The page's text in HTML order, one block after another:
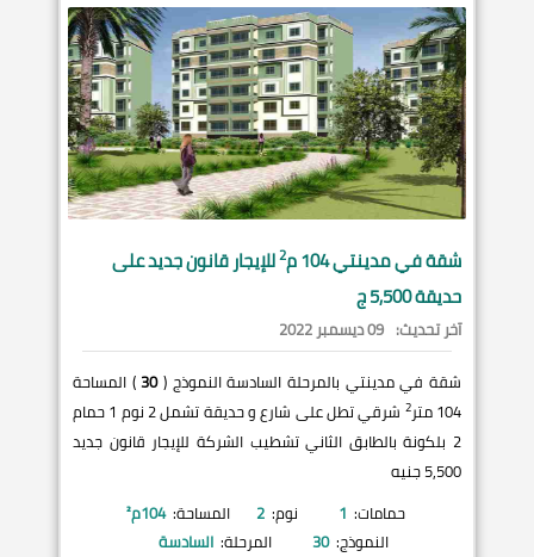
شقة فيمدينتي104 م 2للإيجار قانون جديد على
حديقة 5,500 ج
آخر تحديث: 09 ديسمبر 2022
شقة في مدينتي بالمرحلة السادسة النموذج (30) المساحة
104 متر
2
شرقي تطل على شارع و حديقة تشمل 2 نوم 1 حمام
2 بلكونة بالطابق الثاني تشطيب الشركة للإيجار قانون جديد
5,500 جنيه
حمامات: 1 نوم: 2 المساحة: 104م²
النموذج: 30 المرحلة: السادسة